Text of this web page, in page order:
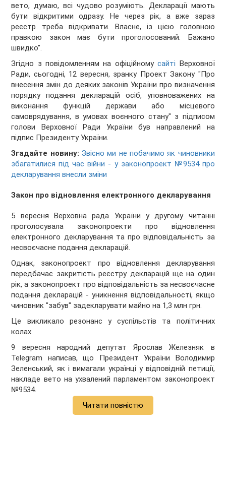
вето, думаю, всі чудово розуміють. Декларації мають
бути відкритими одразу. Не через рік, а вже зараз
реєстр треба відкривати. Власне, із цією головною
правкою закон має бути проголосований. Бажано
швидко".
Згідно з повідомленням на офіційномусайті Верховної
Ради, сьогодні, 12 вересня, зранку Проект Закону "Про
внесення змін до деяких законів України про визначення
порядку подання декларацій осіб, уповноважених на
виконання функцій держави або місцевого
самоврядування, в умовах воєнного стану" з підписом
голови Верховної Ради України був направлений на
підпис Президенту України.
Згадайте новину: Звісно ми не побачимо як чиновники
збагатилися під час війни - у законопроект №9534 про
декларування внесли зміни
Закон про відновлення електронного декларування
5 вересня Верховна рада України у другому читанні
проголосувала законопроекти про відновлення
електронного декларування та про відповідальність за
несвоєчасне подання декларацій.
Однак, законопроект про відновлення декларування
передбачає закритість реєстру декларацій ще на один
рік, а законопроект про відповідальність за несвоєчасне
подання декларацій - уникнення відповідальності, якщо
чиновник "забув" задекларувати майно на 1,3 млн грн.
Це викликало резонанс у суспільстів та політичних
колах.
9 вересня народний депутат Ярослав Железняк в
Telegram написав, що Президент України Володимир
Зеленський, як і вимагали українці у відповідній петиції,
накладе вето на ухвалений парламентом законопроект
№9534.
Читати повністю